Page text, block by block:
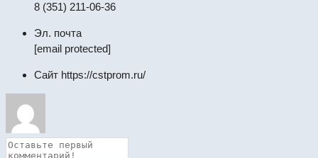
8 (351) 211-06-36
Эл. почта
[email protected]
Сайт https://cstprom.ru/